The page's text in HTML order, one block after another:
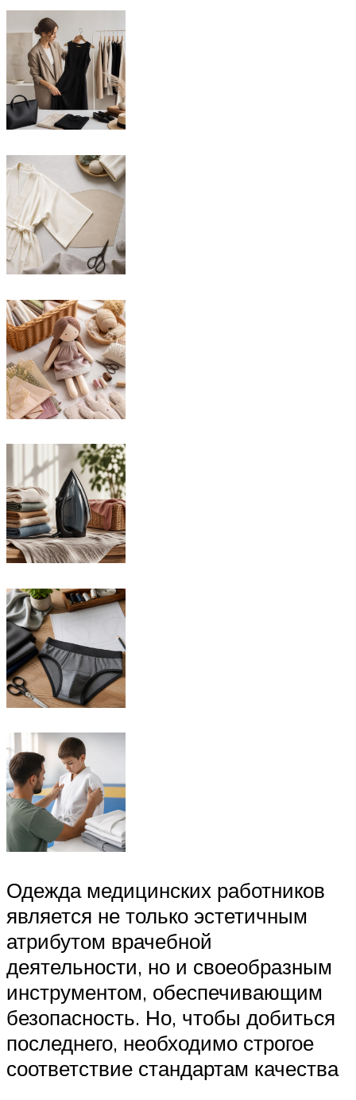
Одежда медицинских работников
является не только эстетичным
атрибутом врачебной
деятельности, но и своеобразным
инструментом, обеспечивающим
безопасность. Но, чтобы добиться
последнего, необходимо строгое
соответствие стандартам качества